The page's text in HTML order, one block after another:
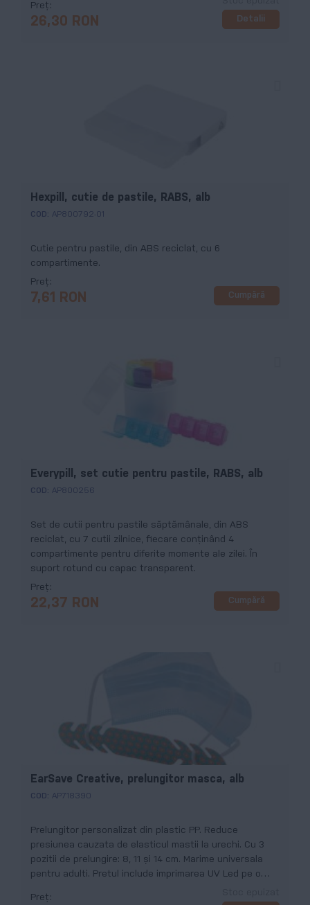
Preț
26,30 RON
Detalii
Hexpill, cutie de pastile, RABS, alb
COD: AP800792-01
Cutie pentru pastile, din ABS reciclat, cu 6
compartimente.
Preț
7,61 RON Cumpără
Everypill, set cutie pentru pastile, RABS, alb
COD: AP800256
Set de cutii pentru pastile săptămânale, din ABS
reciclat, cu 7 cutii zilnice, fiecare conținând 4
compartimente pentru diferite momente ale zilei. În
suport rotund cu capac transparent.
Preț
22,37 RON Cumpără
EarSave Creative, prelungitor masca, alb
COD: AP718390
Prelungitor personalizat din plastic PP. Reduce
presiunea cauzata de elasticul mastii la urechi. Cu 3
pozitii de prelungire: 8, 11 și 14 cm. Marime universala
pentru adulti. Pretul include imprimarea UV Led pe o
Preț